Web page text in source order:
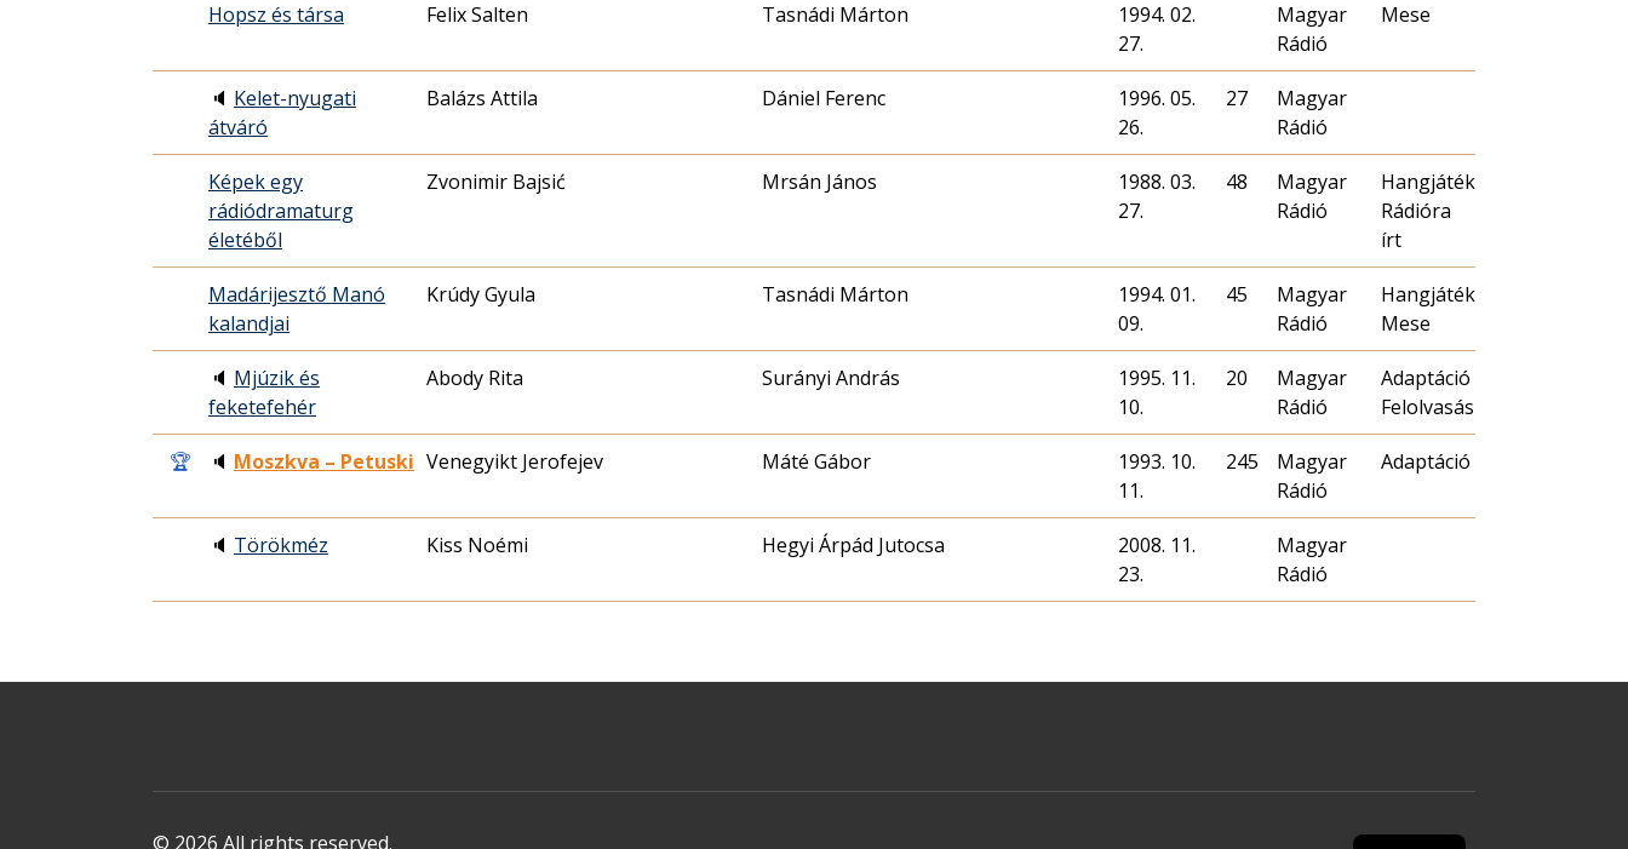
Hopsz és társa Felix Salten Tasnádi Márton
1994. 02.
27.
Magyar
Rádió
Mese
🔈 Kelet-nyugati
átváró
Balázs Attila Dániel Ferenc
1996. 05.
26.
27
Magyar
Rádió
Képek egy
rádiódramaturg
életéből
Zvonimir Bajsić Mrsán János
1988. 03.
27.
48
Magyar
Rádió
Hangjáték
Rádióra
írt
Madárijesztő Manó
kalandjai
Krúdy Gyula Tasnádi Márton
1994. 01.
09.
45
Magyar
Rádió
Hangjáték
Mese
🔈 Mjúzik és
feketefehér
Abody Rita Surányi András
1995. 11.
10.
20
Magyar
Rádió
Adaptáció
Felolvasás
🏆 🔈 Moszkva – Petuski Venegyikt Jerofejev Máté Gábor
1993. 10.
11.
245
Magyar
Rádió
Adaptáció
🔈 Törökméz Kiss Noémi Hegyi Árpád Jutocsa
2008. 11.
23.
Magyar
Rádió
© 2026 All rights reserved.